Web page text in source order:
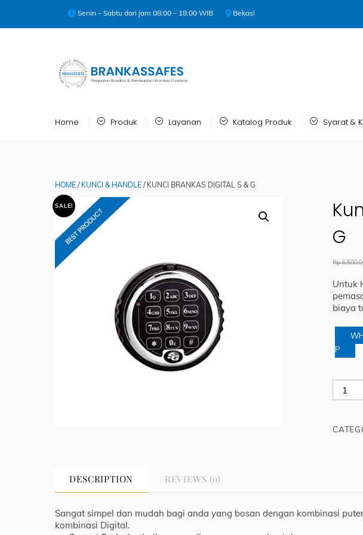
content
Senin – Sabtu dari jam 08:00 – 18:00 WIB Bekasi
Home Produk Layanan Katalog Produk Syarat &
HOME / KUNCI & HANDLE / KUNCI BRANKAS DIGITAL S & G
SALE!
G
Rp
Untuk
biaya
P
Kunci
&
DESCRIPTION REVIEWS (0)
Sangat simpel dan mudah bagi anda yang bosan dengan kombinasi
kombinasi Digital.